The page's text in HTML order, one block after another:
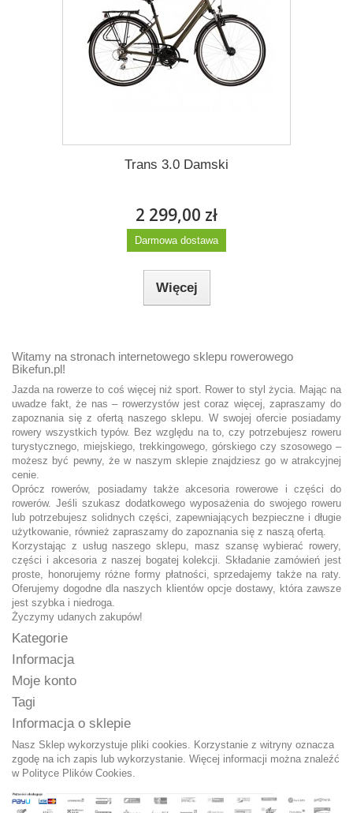
Trans 3.0 Damski
2 299,00 zł
Darmowa dostawa
Więcej
Witamy na stronach internetowego sklepu rowerowego
Bikefun.pl!
Jazda na rowerze to coś więcej niż sport. Rower to styl życia. Mając na
uwadze fakt, że nas – rowerzystów jest coraz więcej, zapraszamy do
zapoznania się z ofertą naszego sklepu. W swojej ofercie posiadamy
rowery wszystkich typów. Bez względu na to, czy potrzebujesz roweru
turystycznego, miejskiego, trekkingowego, górskiego czy szosowego –
możesz być pewny, że w naszym sklepie znajdziesz go w atrakcyjnej
cenie.
Oprócz rowerów, posiadamy także akcesoria rowerowe i części do
rowerów. Jeśli szukasz dodatkowego wyposażenia do swojego roweru
lub potrzebujesz solidnych części, zapewniających bezpieczne i długie
użytkowanie, również zapraszamy do zapoznania się z naszą ofertą.
Korzystając z usług naszego sklepu, masz szansę wybierać rowery,
części i akcesoria z naszej bogatej kolekcji. Składanie zamówień jest
proste, honorujemy różne formy płatności, sprzedajemy także na raty.
Oferujemy dogodne dla naszych klientów opcje dostawy, która zawsze
jest szybka i niedroga.
Życzymy udanych zakupów!
Kategorie
Informacja
Moje konto
Tagi
Informacja o sklepie
Nasz Sklep wykorzystuje pliki cookies. Korzystanie z witryny oznacza
zgodę na ich zapis lub wykorzystanie. Więcej informacji można znaleźć
w Polityce Plików Cookies.